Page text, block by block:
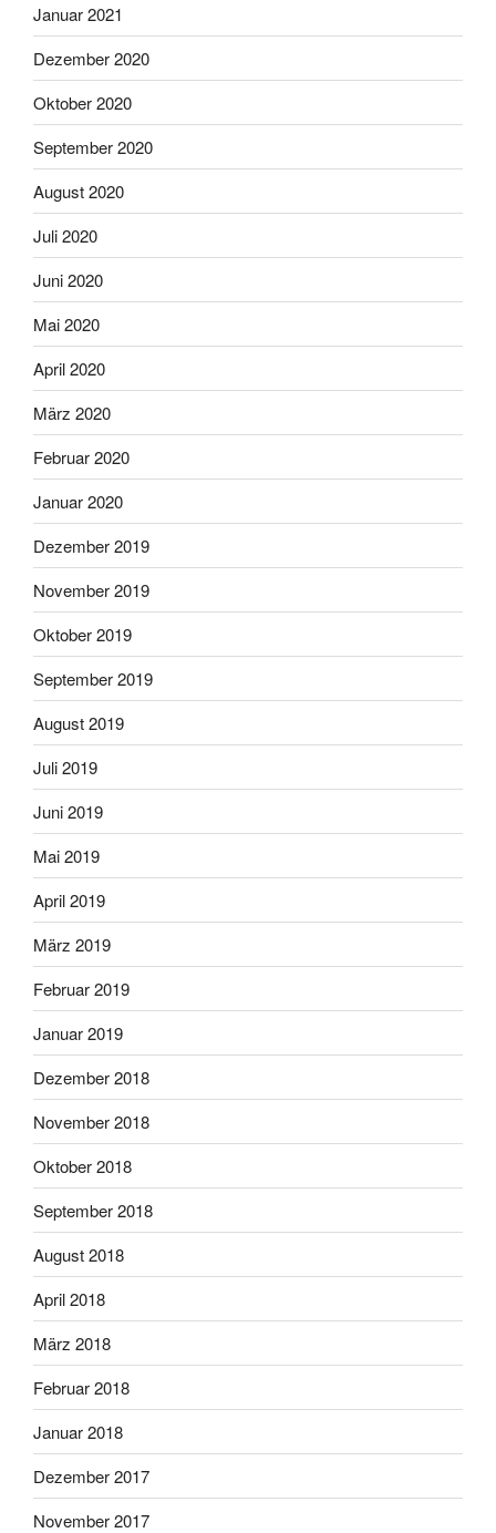
Januar 2021
Dezember 2020
Oktober 2020
September 2020
August 2020
Juli 2020
Juni 2020
Mai 2020
April 2020
März 2020
Februar 2020
Januar 2020
Dezember 2019
November 2019
Oktober 2019
September 2019
August 2019
Juli 2019
Juni 2019
Mai 2019
April 2019
März 2019
Februar 2019
Januar 2019
Dezember 2018
November 2018
Oktober 2018
September 2018
August 2018
April 2018
März 2018
Februar 2018
Januar 2018
Dezember 2017
November 2017